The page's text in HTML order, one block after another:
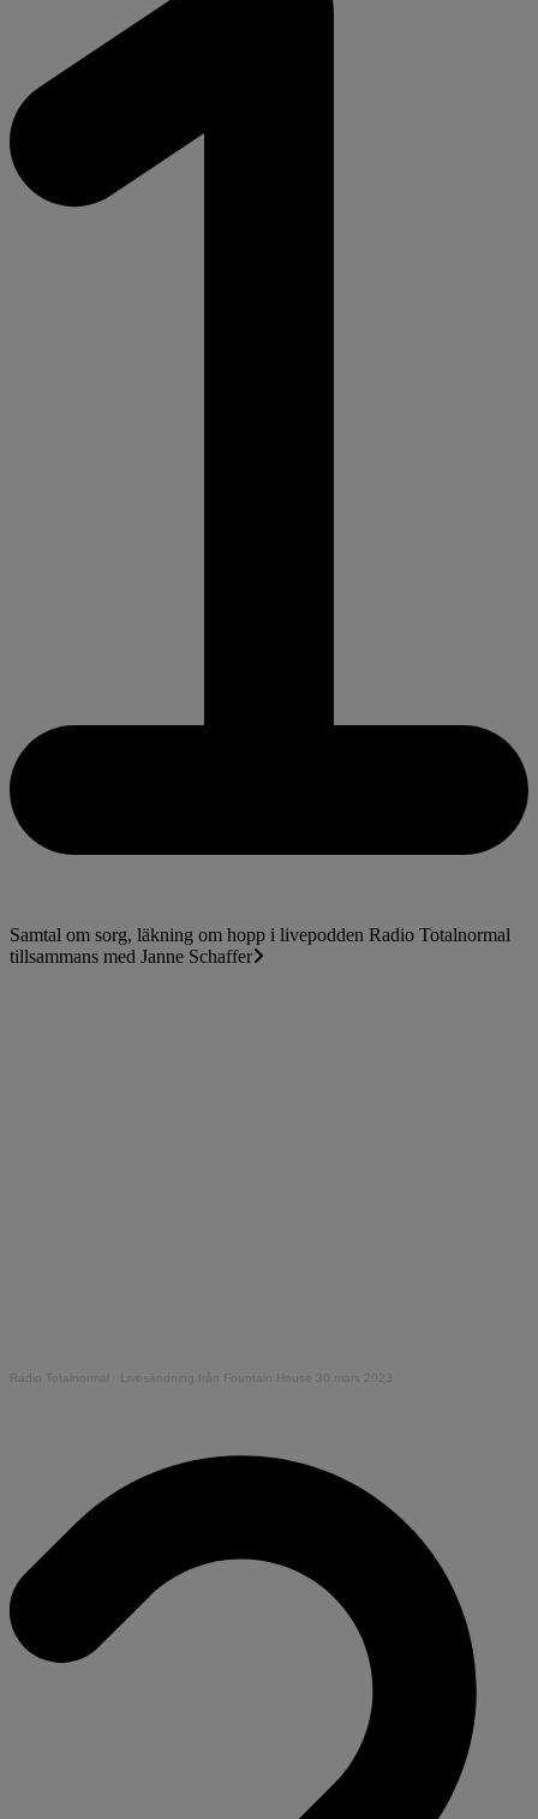
Samtal om sorg, läkning om hopp i livepodden Radio Totalnormal
tillsammans med Janne Schaffer
Radio Totalnormal Livesändning från Fountain House 30 mars 2023